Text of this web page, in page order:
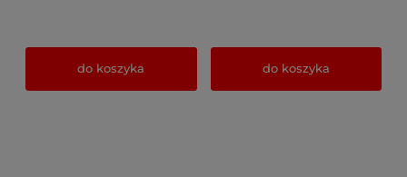
do koszyka do koszyka